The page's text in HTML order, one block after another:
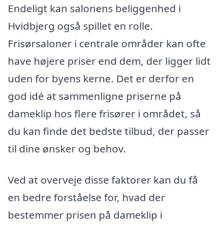
Endeligt kan salonens beliggenhed i
Hvidbjerg også spillet en rolle.
Frisørsaloner i centrale områder kan ofte
have højere priser end dem, der ligger lidt
uden for byens kerne. Det er derfor en
god idé at sammenligne priserne på
dameklip hos flere frisører i området, så
du kan finde det bedste tilbud, der passer
til dine ønsker og behov.
Ved at overveje disse faktorer kan du få
en bedre forståelse for, hvad der
bestemmer prisen på dameklip i